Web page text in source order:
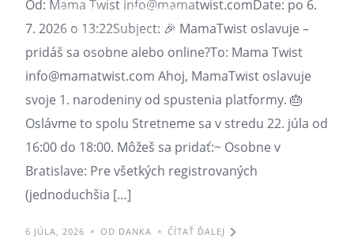
NOVINKY PLATFORMA
SPRÁVA PRE TEBA
Od: Mama Twist info@mamatwist.comDate: po 6.
7. 2026 o 13:22Subject: 🎉 MamaTwist oslavuje –
pridáš sa osobne alebo online?To: Mama Twist
info@mamatwist.com Ahoj, MamaTwist oslavuje
svoje 1. narodeniny od spustenia platformy. 🎂
Oslávme to spolu Stretneme sa v stredu 22. júla od
16:00 do 18:00. Môžeš sa pridať:~ Osobne v
Bratislave: Pre všetkých registrovaných
(jednoduchšia […]
6 JÚLA, 2026 OD DANKA ČÍTAŤ ĎALEJ